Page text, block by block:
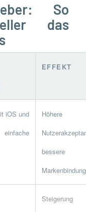
So
das
EFFEKT
iOS und
Höhere
bessere
Markenbindung